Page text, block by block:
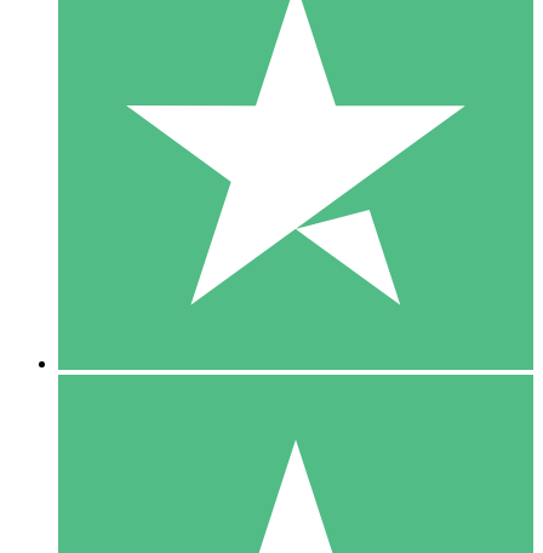
Individuele Creditpakketten
Betaal per gebruik met downloadtegoeden. Geen maandelijkse
1000
10 Downloaden
20 00